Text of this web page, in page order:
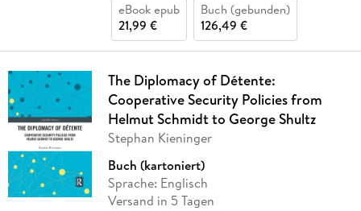
eBook epub
21,99 €
Buch (gebunden)
126,49 €
The Diplomacy of Détente:
Cooperative Security Policies from
Helmut Schmidt to George Shultz
Stephan Kieninger
Buch (kartoniert)
Sprache: Englisch
Versand in 5 Tagen